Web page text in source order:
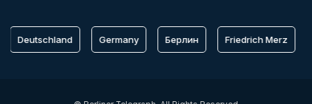
Deutschland Germany Берлин Friedrich Merz